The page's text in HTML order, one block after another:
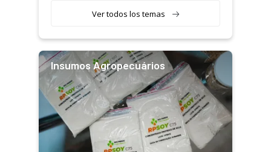
Ver todos los temas
Insumos Agropecuários